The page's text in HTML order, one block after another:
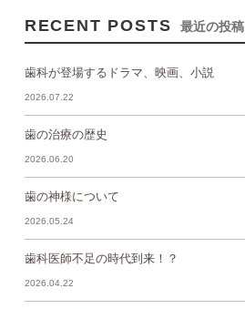
RECENT POSTS 最近の投稿
歯科が登場するドラマ、映画、小説
2026.07.22
歯の治療の歴史
2026.06.20
歯の神様について
2026.05.24
歯科医師不足の時代到来！？
2026.04.22